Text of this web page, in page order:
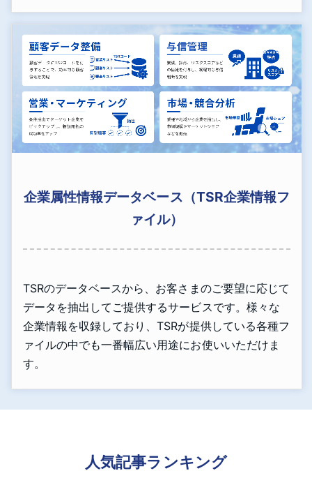
企業属性情報データベース（TSR企業情報フ
ァイル）
TSRのデータベースから、お客さまのご要望に応じて
データを抽出してご提供するサービスです。様々な
企業情報を収録しており、TSRが提供している各種フ
ァイルの中でも一番幅広い用途にお使いいただけま
す。
人気記事ランキング